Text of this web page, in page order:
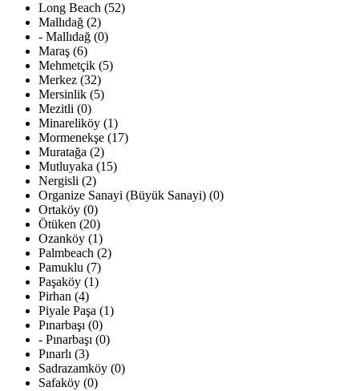
Long Beach (52)
Mallıdağ (2)
- Mallıdağ (0)
Maraş (6)
Mehmetçik (5)
Merkez (32)
Mersinlik (5)
Mezitli (0)
Minareliköy (1)
Mormenekşe (17)
Muratağa (2)
Mutluyaka (15)
Nergisli (2)
Organize Sanayi (Büyük Sanayi) (0)
Ortaköy (0)
Ötüken (20)
Ozanköy (1)
Palmbeach (2)
Pamuklu (7)
Paşaköy (1)
Pirhan (4)
Piyale Paşa (1)
Pınarbaşı (0)
- Pınarbaşı (0)
Pınarlı (3)
Sadrazamköy (0)
Safaköy (0)